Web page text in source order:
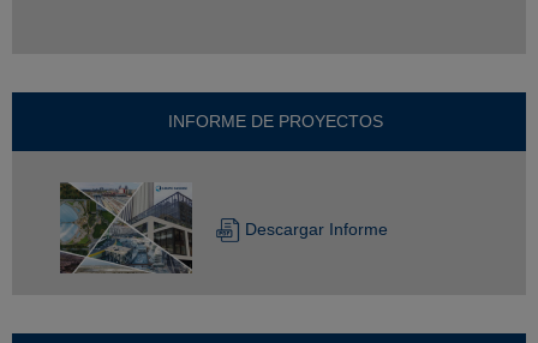
INFORME DE PROYECTOS
Descargar Informe